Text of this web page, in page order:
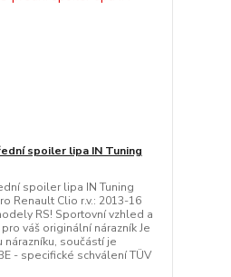
spoiler lipa IN Tuning
spoiler lipa IN Tuning
Renault Clio r.v.: 2013-16
RS! Sportovní vzhled a
váš originální nárazník Je
nárazníku, součástí je
- specifické schválení TÜV